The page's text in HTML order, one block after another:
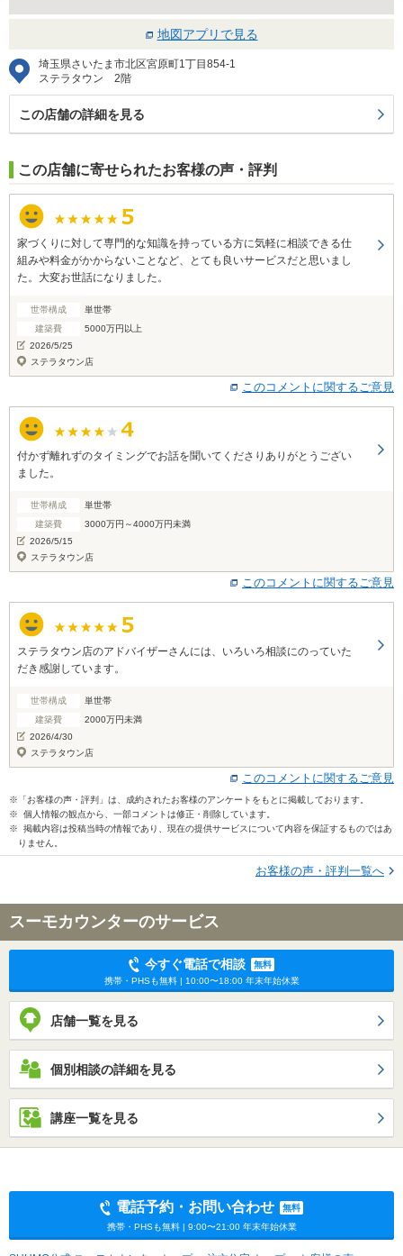
地図アプリで見る
埼玉県さいたま市北区宮原町1丁目854-1
ステラタウン 2階
この店舗の詳細を見る
この店舗に寄せられたお客様の声・評判
家づくりに対して専門的な知識を持っている方に気軽に相談できる仕
組みや料金がかからないことなど、とても良いサービスだと思いまし
た。大変お世話になりました。
世帯構成
単世帯
建築費
5000万円以上
2026/5/25
ステラタウン店
このコメントに関するご意見
付かず離れずのタイミングでお話を聞いてくださりありがとうござい
ました。
世帯構成
単世帯
建築費
3000万円～4000万円未満
2026/5/15
ステラタウン店
このコメントに関するご意見
ステラタウン店のアドバイザーさんには、いろいろ相談にのっていた
だき感謝しています。
世帯構成
単世帯
建築費
2000万円未満
2026/4/30
ステラタウン店
このコメントに関するご意見
※「お客様の声・評判」は、成約されたお客様のアンケートをもとに掲載しております。
※ 個人情報の観点から、一部コメントは修正・削除しています。
※ 掲載内容は投稿当時の情報であり、現在の提供サービスについて内容を保証するものではあ
りません。
お客様の声・評判一覧へ
スーモカウンターのサービス
今すぐ電話で相談
無料
携帯・PHSも無料 | 10:00〜18:00 年末年始休業
店舗一覧を見る
個別相談の詳細を見る
講座一覧を見る
電話予約・お問い合わせ
無料
携帯・PHSも無料 | 9:00〜21:00 年末年始休業